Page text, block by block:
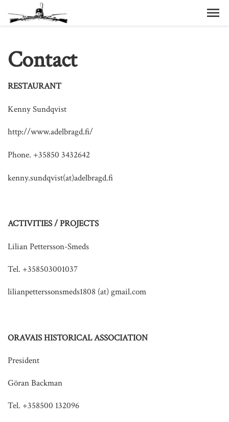
Contact
RESTAURANT
Kenny Sundqvist
http://www.adelbragd.fi/
Phone. +35850 3432642
kenny.sundqvist(at)adelbragd.fi
ACTIVITIES / PROJECTS
Lilian Pettersson-Smeds
Tel. +358503001037
lilianpetterssonsmeds1808 (at) gmail.com
ORAVAIS HISTORICAL ASSOCIATION
President
Göran Backman
Tel. +358500 132096